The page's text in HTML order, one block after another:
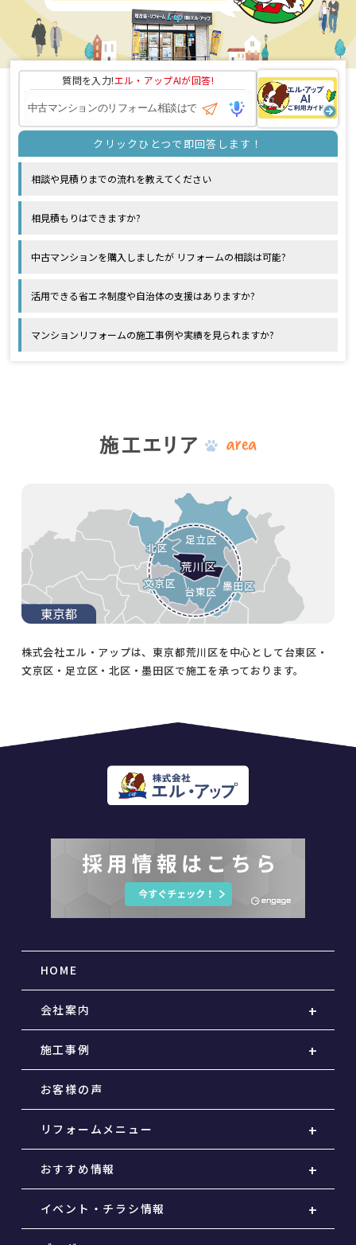
質問を入力!エル・アップAIが回答!
相談や見積りまでの流れを教えてください
相見積もりはできますか?
中古マンションを購入しましたが リフォームの相談は可能?
活用できる省エネ制度や自治体の支援はありますか?
マンションリフォームの施工事例や実績を見られますか?
株式会社エル・アップは、東京都荒川区を中心として台東区・
文京区・足立区・北区・墨田区で施工を承っております。
HOME
会社案内
施工事例
お客様の声
リフォームメニュー
おすすめ情報
イベント・チラシ情報